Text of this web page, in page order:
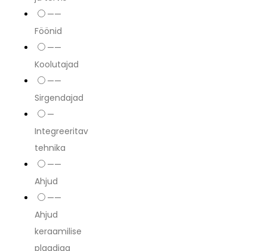
——
Föönid
——
Koolutajad
——
Sirgendajad
—
Integreeritav
tehnika
——
Ahjud
——
Ahjud
keraamilise
plaadiga